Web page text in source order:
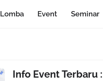
Lomba Event Seminar
Info Event Terbaru :